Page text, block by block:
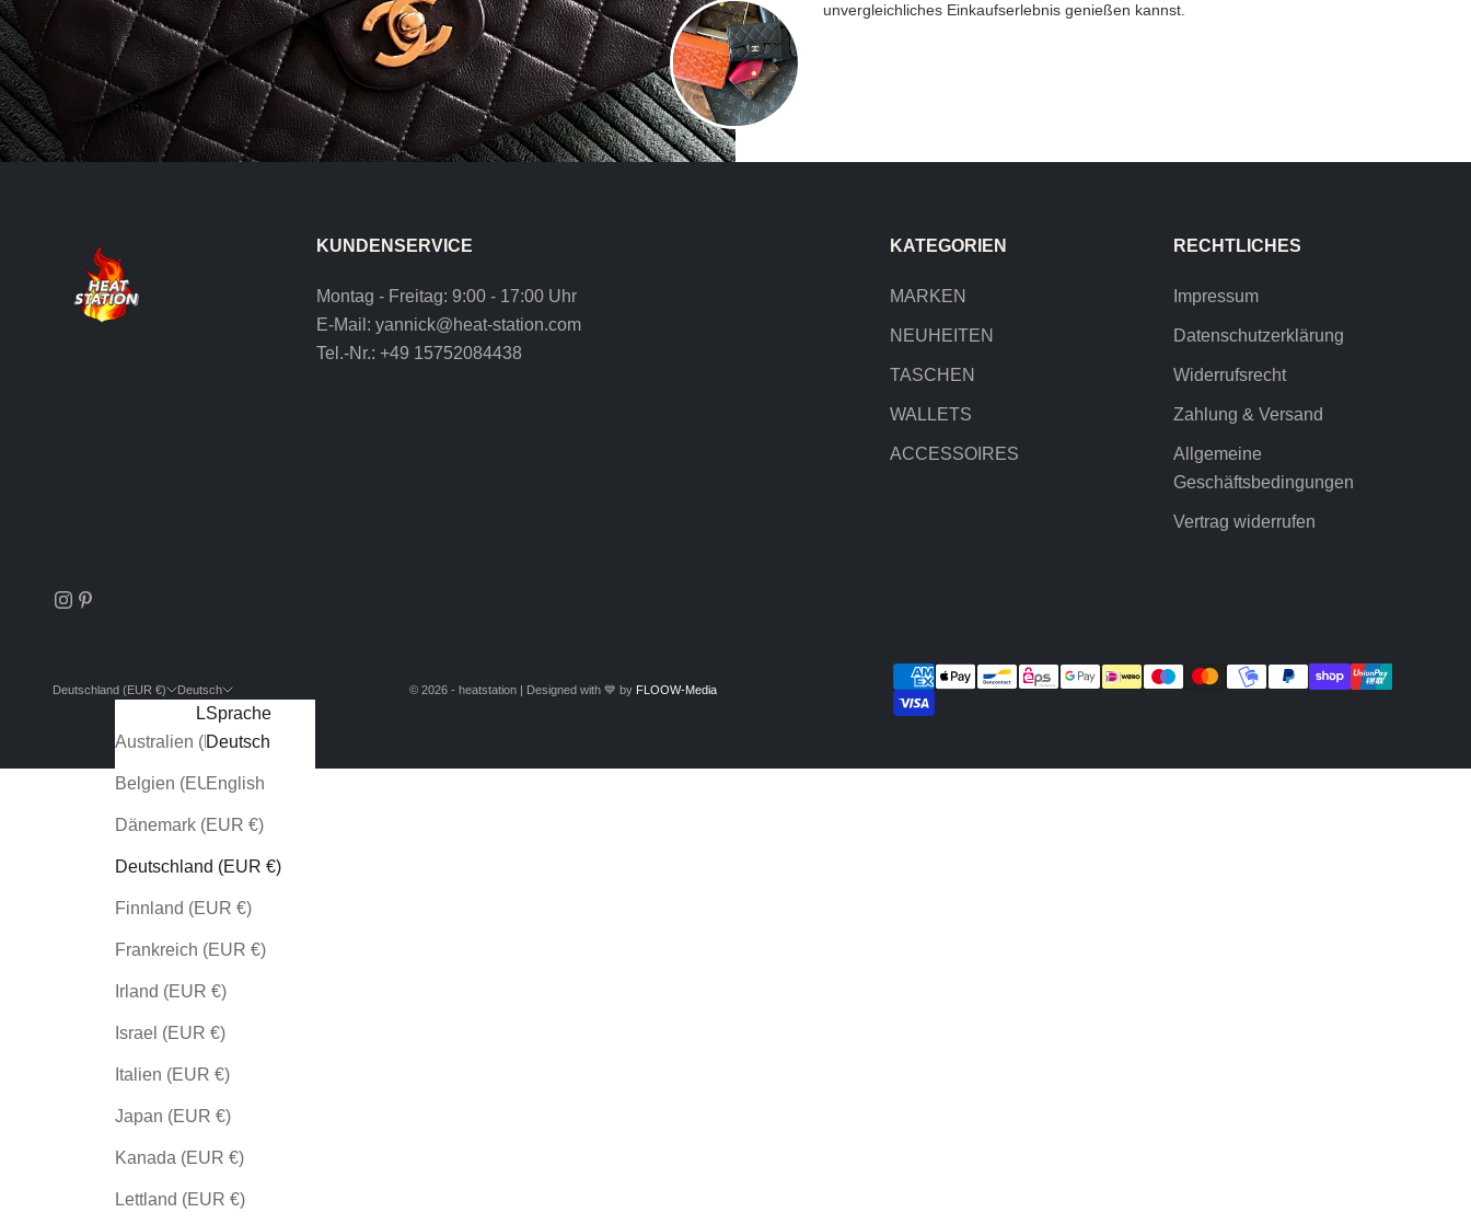
unvergleichliches Einkaufserlebnis genießen kannst.
KUNDENSERVICE
Montag - Freitag: 9:00 - 17:00 Uhr
E-Mail: yannick@heat-station.com
Tel.-Nr.: +49 15752084438
KATEGORIEN
MARKEN
NEUHEITEN
TASCHEN
WALLETS
ACCESSOIRES
RECHTLICHES
Impressum
Datenschutzerklärung
Widerrufsrecht
Zahlung & Versand
Allgemeine
Geschäftsbedingungen
Vertrag widerrufen
Deutschland (EUR €)
Land
Australien (EUR €)
Belgien (EUR €)
Dänemark (EUR €)
Deutschland (EUR €)
Finnland (EUR €)
Frankreich (EUR €)
Irland (EUR €)
Israel (EUR €)
Italien (EUR €)
Japan (EUR €)
Kanada (EUR €)
Lettland (EUR €)
Deutsch
Sprache
Deutsch
English
© 2026 - heatstation | Designed with 💙 by FLOOW-Media